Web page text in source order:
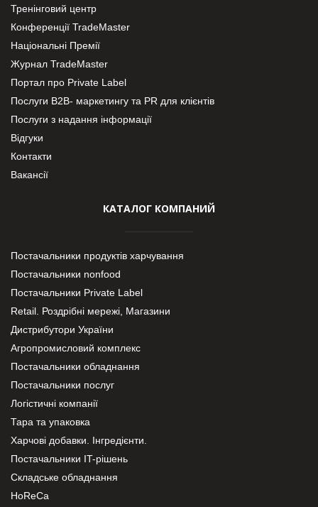
Тренінговий центр
Конференції TradeMaster
Національні Премії
Журнал TradeMaster
Портал про Private Label
Послуги В2В- маркетингу та PR для клієнтів
Послуги з надання інформації
Відгуки
Контакти
Вакансії
КАТАЛОГ КОМПАНИЙ
Постачальники продуктів харчування
Постачальники nonfood
Постачальники Private Label
Retail. Роздрібні мережі, Магазини
Дистрибутори України
Агропромисловий комплекс
Постачальники обладнання
Постачальники послуг
Логістичні компанії
Тара та упаковка
Харчові добавки. Інгредієнти.
Постачальники IT-рішень
Складське обладнання
HoReCa